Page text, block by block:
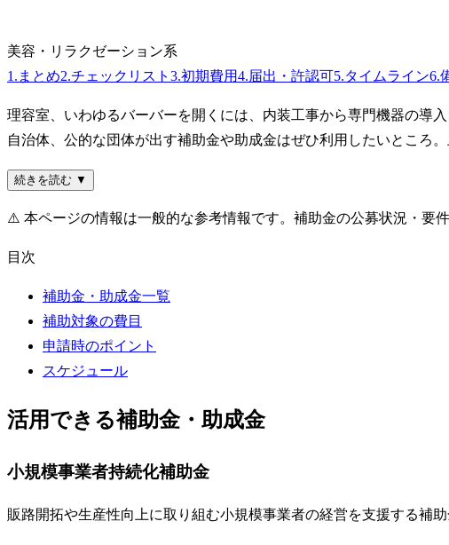
美容・リラクゼーション系
1 . まとめ2.チェックリスト 3.初期費用4.届出・許認可5.タイムライン6.
理容室、いわゆるバーバーを開くには、内装工事から専門機器の導
自治体、公的な団体が出す補助金や助成金はぜひ利用したいところ
続きを読む ▼
⚠️ 本ページの情報は一般的な参考情報です。補助金の公募状況・要
目次
補助金・助成金一覧
補助対象の費目
申請時のポイント
スケジュール
活用できる補助金・助成金
小規模事業者持続化補助金
販路開拓や生産性向上に取り組む小規模事業者の経営を支援する補